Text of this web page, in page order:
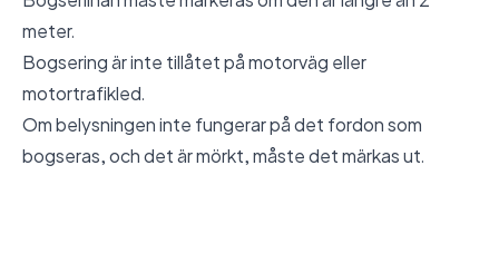
meter.
Bogsering är inte tillåtet på motorväg eller
motortrafikled.
Om belysningen inte fungerar på det fordon som
bogseras, och det är mörkt, måste det märkas ut.